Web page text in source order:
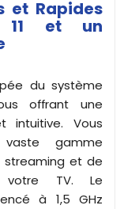
et Rapides
11 et un
du système
offrant une
intuitive. Vous
gamme
streaming et de
votre TV. Le
à 1,5 GHz